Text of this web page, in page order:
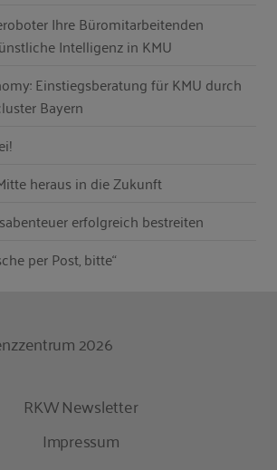
Ihre Büromitarbeitenden
Intelligenz in KMU
Einstiegsberatung für KMU durch
Bayern
heraus in die Zukunft
erfolgreich bestreiten
per Post, bitte“
2026
RKW Newsletter
Impressum